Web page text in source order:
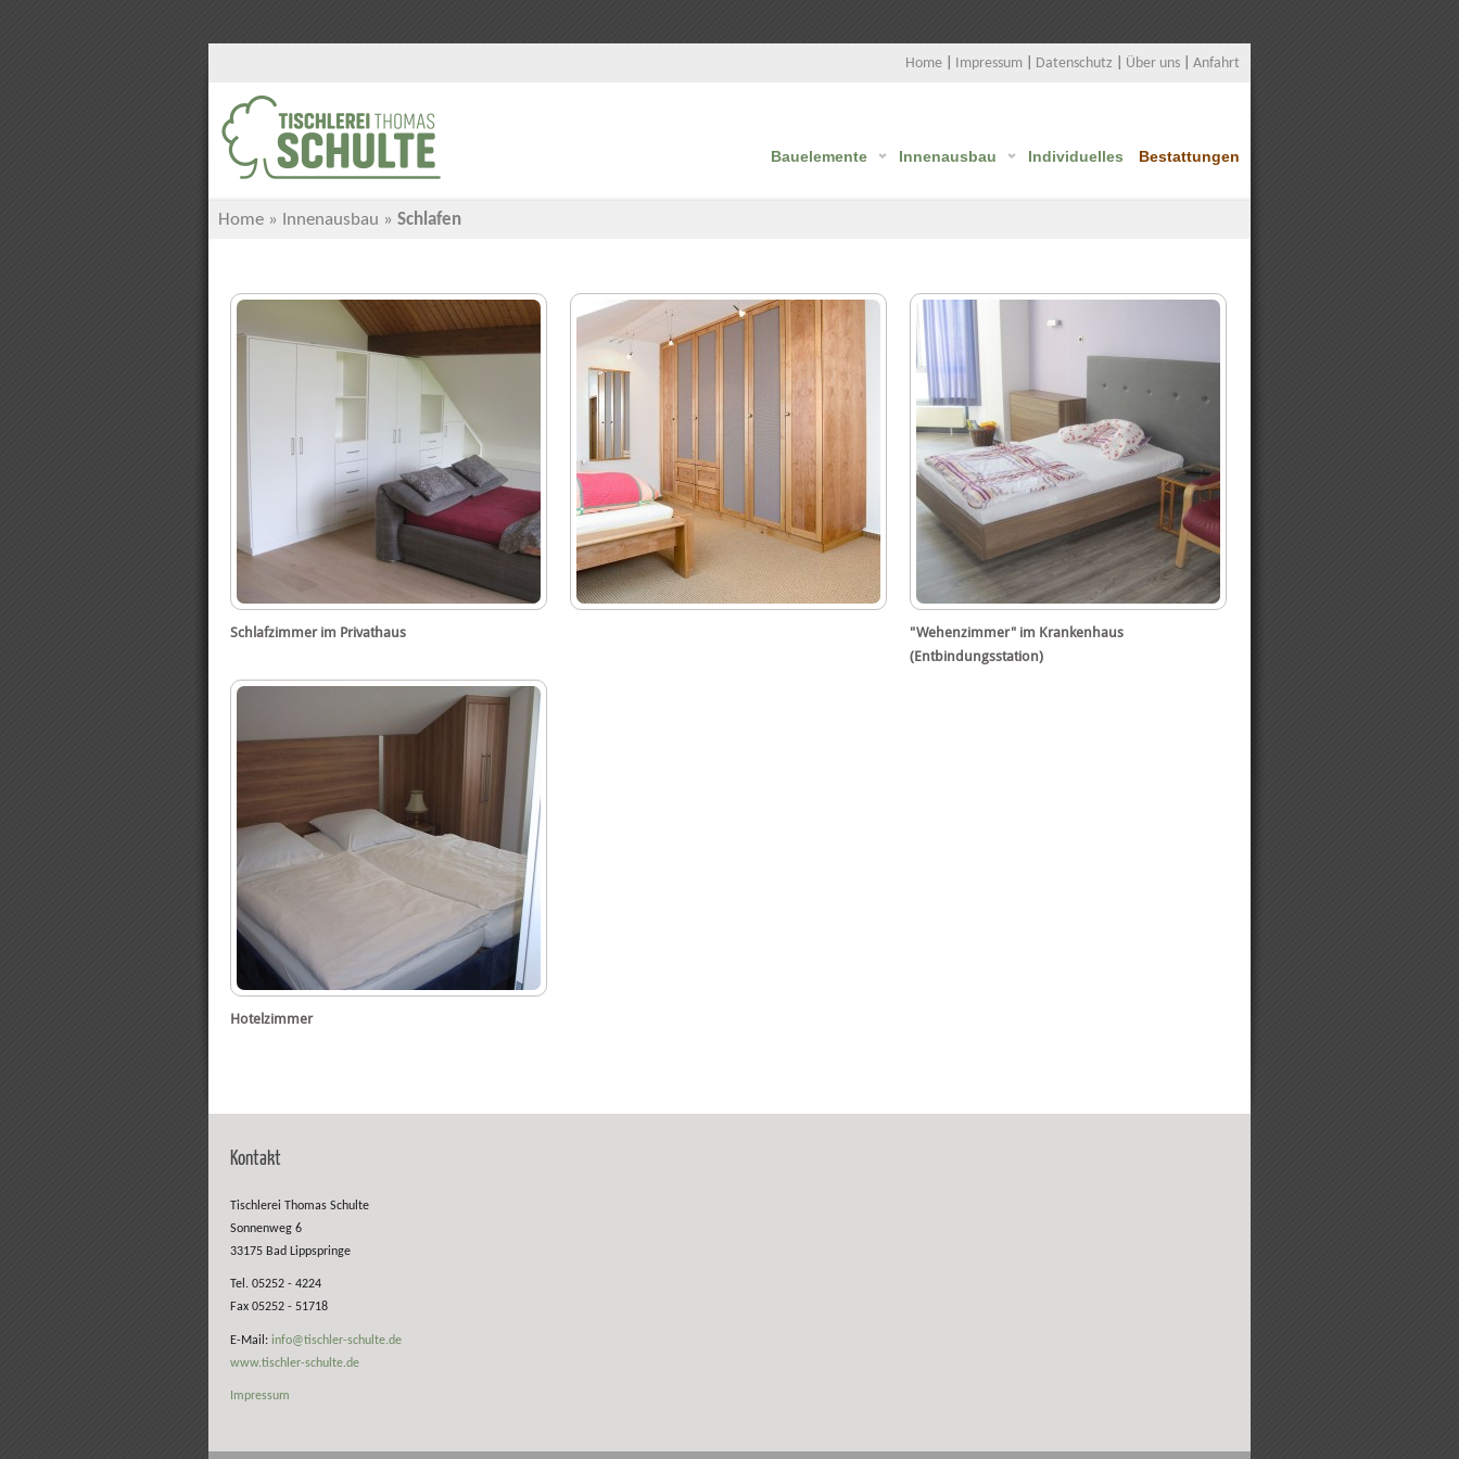
Home Impressum Datenschutz Über uns Anfahrt
Bauelemente Innenausbau Individuelles Bestattungen
Home » Innenausbau » Schlafen
Schlafzimmer im Privathaus
"Wehenzimmer" im Krankenhaus
(Entbindungsstation)
Hotelzimmer
Kontakt
Tischlerei Thomas Schulte
Sonnenweg 6
33175 Bad Lippspringe
Tel. 05252 - 4224
Fax 05252 - 51718
E-Mail: info@tischler-schulte.de
www.tischler-schulte.de
Impressum